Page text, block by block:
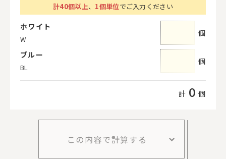
計40個以上、 1個単位でご入力ください
ホワイト
W
個
ブルー
BL
個
計 0 個
この内容で計算する